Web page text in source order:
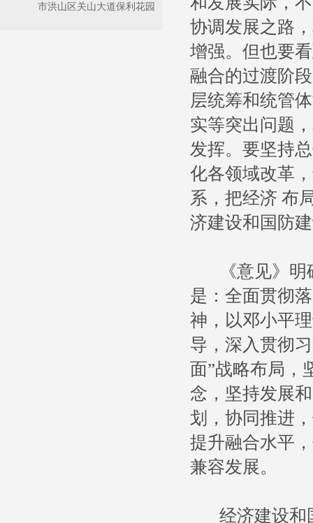
市洪山区关山大道保利花园
协调发展之路
增强。但也要
融合的过渡阶
层统筹和统管
实等突出问题
发挥。要坚持
化各领域改革
系，把经济 布
济建设和国防
《意见》明
是：全面贯彻
神，以邓小平
导，深入贯彻
面”战略布局，
念，坚持发展
划，协同推进
提升融合水平
兼容发展。
经济建设和